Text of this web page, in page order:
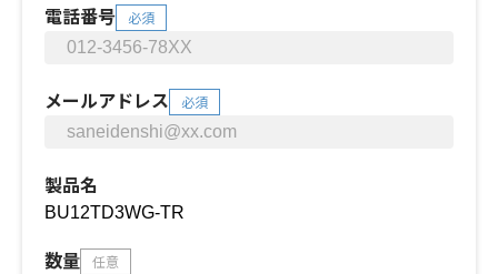
電話番号 必須
メールアドレス 必須
製品名
数量 任意